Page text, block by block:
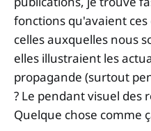
fonctions qu'avaient
celles auxquelles nous
elles illustraient les
propagande (surtout
? Le pendant visuel des
Quelque chose comme